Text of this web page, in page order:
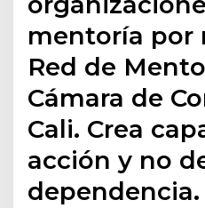
mentoría por
Red de
Cámara de
Cali. Crea
acción y no
dependencia.